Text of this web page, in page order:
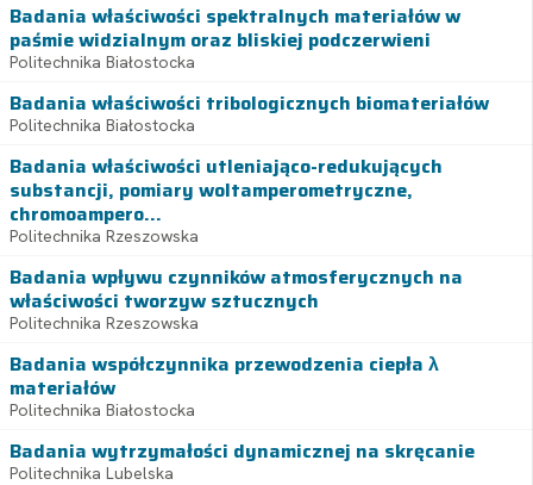
Badania właściwości spektralnych materiałów w
paśmie widzialnym oraz bliskiej podczerwieni
Politechnika Białostocka
Badania właściwości tribologicznych biomateriałów
Politechnika Białostocka
Badania właściwości utleniająco-redukujących
substancji, pomiary woltamperometryczne,
chromoampero...
Politechnika Rzeszowska
Badania wpływu czynników atmosferycznych na
właściwości tworzyw sztucznych
Politechnika Rzeszowska
Badania współczynnika przewodzenia ciepła λ
materiałów
Politechnika Białostocka
Badania wytrzymałości dynamicznej na skręcanie
Politechnika Lubelska